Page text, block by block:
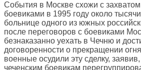
События в Москве схожи с
боевиками в 1995 году около
больнице одного из южных
после переговоров с боевиками
безнаказанно уехать в Чечню и
договоренности о прекращении
военные осудили эту сделку,
чеченским боевикам